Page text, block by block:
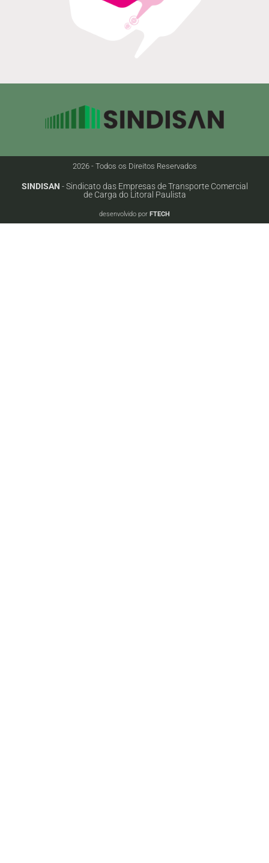
2026 - Todos os Direitos Reservados
SINDISAN - Sindicato das Empresas de Transporte Comercial
de Carga do Litoral Paulista
desenvolvido por FTECH